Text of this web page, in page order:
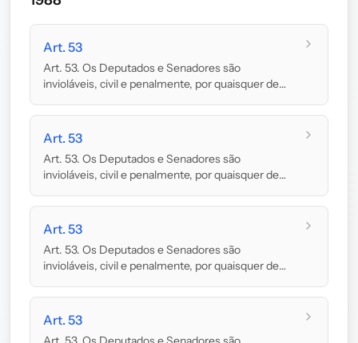
Art. 53
Art. 53. Os Deputados e Senadores são
invioláveis, civil e penalmente, por quaisquer de
Art. 53
Art. 53. Os Deputados e Senadores são
invioláveis, civil e penalmente, por quaisquer de
Art. 53
Art. 53. Os Deputados e Senadores são
invioláveis, civil e penalmente, por quaisquer de
Art. 53